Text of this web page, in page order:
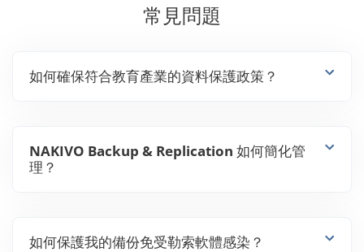
常見問題
如何確保符合教育產業的資料保護政策？
NAKIVO Backup & Replication 如何簡化管
理？
如何保護我的備份免受勒索軟體感染？